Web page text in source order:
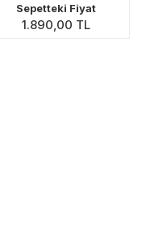
Sepetteki Fiyat
1.890,00 TL